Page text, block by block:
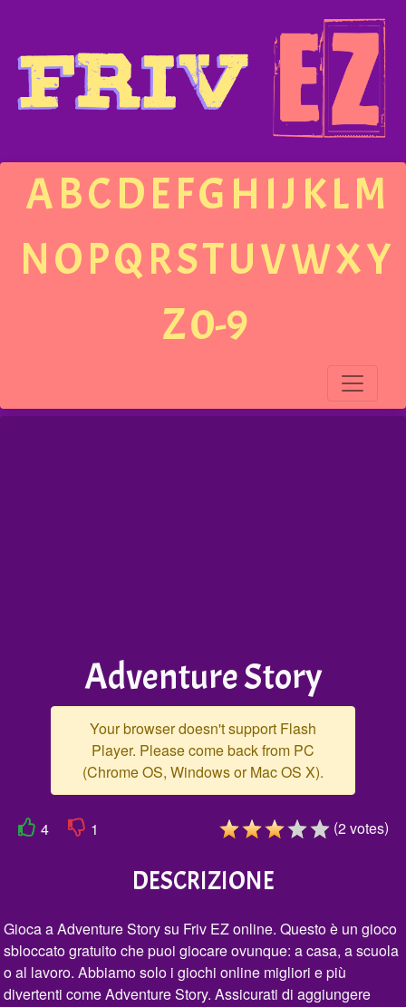
ABCDEFGH IJ KLM
NOPQRSTUVWXY
Z0-9
Adventure Story
Your browser doesn't support Flash
Player. Please come back from PC
(Chrome OS, Windows or Mac OS X).
4 1 (2votes)
DESCRIZIONE
Gioca a Adventure Story su Friv EZ online. Questo è un gioco
sbloccato gratuito che puoi giocare ovunque: a casa, a scuola
o al lavoro. Abbiamo solo i giochi online migliori e più
divertenti come Adventure Story. Assicurati di aggiungere